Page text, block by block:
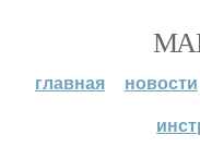
главная новости